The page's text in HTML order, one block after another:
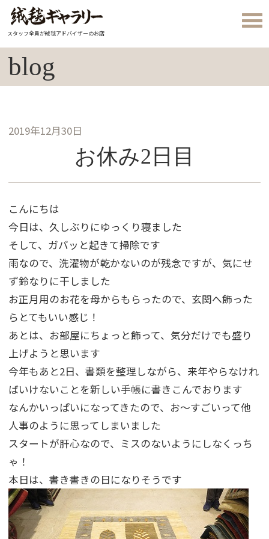
スタッフ全員が絨毯アドバイザーのお店
blog
2019年12月30日
お休み2日目
こんにちは
今日は、久しぶりにゆっくり寝ました
そして、ガバッと起きて掃除です
雨なので、洗濯物が乾かないのが残念ですが、気にせ
ず鈴なりに干しました
お正月用のお花を母からもらったので、玄関へ飾った
らとてもいい感じ！
あとは、お部屋にちょっと飾って、気分だけでも盛り
上げようと思います
今年もあと2日、書類を整理しながら、来年やらなけれ
ばいけないことを新しい手帳に書きこんでおります
なんかいっぱいになってきたので、お～すごいって他
人事のように思ってしまいました
スタートが肝心なので、ミスのないようにしなくっち
ゃ！
本日は、書き書きの日になりそうです